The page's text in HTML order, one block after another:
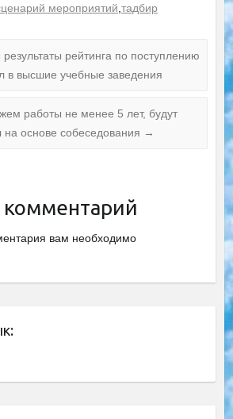
мероприятий,тадбир
рейтинга по поступлению
в высшие учебные заведения
работы не менее 5 лет, будут
на основе собеседования →
вам необходимо